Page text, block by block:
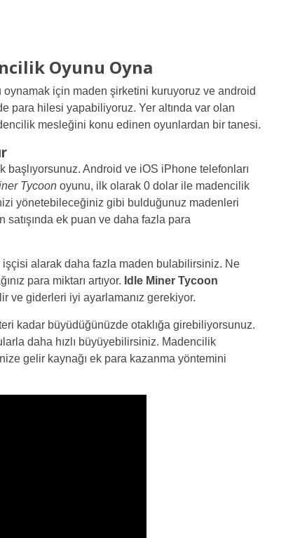
Oyunu Oyna
için maden şirketini kuruyoruz ve android
para hilesi yapabiliyoruz. Yer altında var olan
mesleğini konu edinen oyunlardan bir tanesi.
Android ve iOS iPhone telefonları
Tycoon oyunu, ilk olarak 0 dolar ile madencilik
yönetebileceğiniz gibi bulduğunuz madenleri
ek puan ve daha fazla para
işçisi alarak daha fazla maden bulabilirsiniz. Ne
para miktarı artıyor. Idle Miner Tycoon
ve giderleri iyi ayarlamanız gerekiyor.
kadar büyüdüğünüzde otaklığa girebiliyorsunuz.
daha hızlı büyüyebilirsiniz. Madencilik
gelir kaynağı ek para kazanma yöntemini